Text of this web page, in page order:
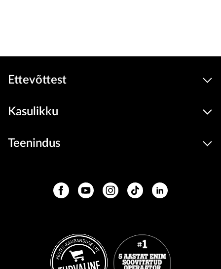
Ettevõttest
Kasulikku
Teenindus